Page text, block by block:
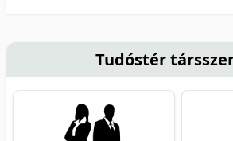
Tudóstér